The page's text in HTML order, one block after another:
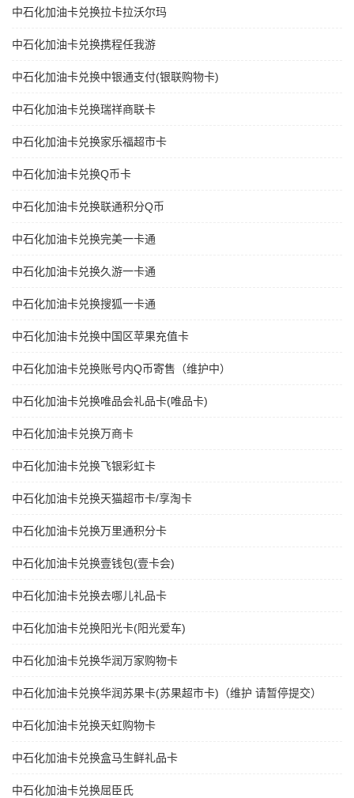
中石化加油卡兑换拉卡拉沃尔玛
中石化加油卡兑换携程任我游
中石化加油卡兑换中银通支付(银联购物卡)
中石化加油卡兑换瑞祥商联卡
中石化加油卡兑换家乐福超市卡
中石化加油卡兑换Q币卡
中石化加油卡兑换联通积分Q币
中石化加油卡兑换完美一卡通
中石化加油卡兑换久游一卡通
中石化加油卡兑换搜狐一卡通
中石化加油卡兑换中国区苹果充值卡
中石化加油卡兑换账号内Q币寄售（维护中）
中石化加油卡兑换唯品会礼品卡(唯品卡)
中石化加油卡兑换万商卡
中石化加油卡兑换飞银彩虹卡
中石化加油卡兑换天猫超市卡/享淘卡
中石化加油卡兑换万里通积分卡
中石化加油卡兑换壹钱包(壹卡会)
中石化加油卡兑换去哪儿礼品卡
中石化加油卡兑换阳光卡(阳光爱车)
中石化加油卡兑换华润万家购物卡
中石化加油卡兑换华润苏果卡(苏果超市卡)（维护 请暂停提交）
中石化加油卡兑换天虹购物卡
中石化加油卡兑换盒马生鲜礼品卡
中石化加油卡兑换屈臣氏